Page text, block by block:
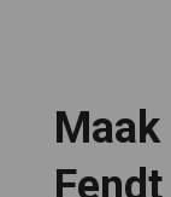
Fendt